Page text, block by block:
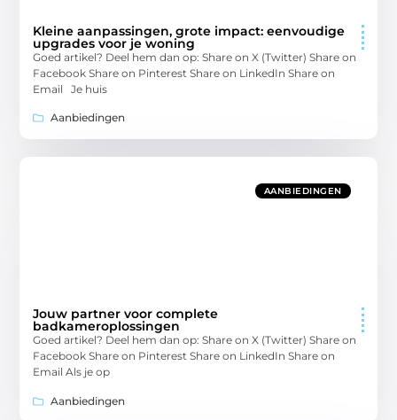
Kleine aanpassingen, grote impact: eenvoudige
upgrades voor je woning
Goed artikel? Deel hem dan op: Share on X (Twitter) Share on
Facebook Share on Pinterest Share on LinkedIn Share on
Email Je huis
Aanbiedingen
AANBIEDINGEN
Jouw partner voor complete
badkameroplossingen
Goed artikel? Deel hem dan op: Share on X (Twitter) Share on
Facebook Share on Pinterest Share on LinkedIn Share on
Email Als je op
Aanbiedingen